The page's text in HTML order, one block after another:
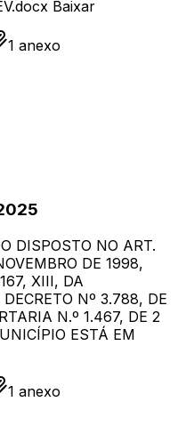
Baixar
1 anexo
DISPOSTO NO ART.
DE 1998,
XIII, DA
Nº 3.788, DE
N.º 1.467, DE 2
ESTÁ EM
1 anexo